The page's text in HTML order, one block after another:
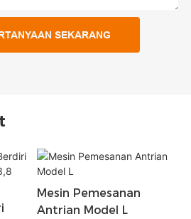
SEKARANG
Mesin Pemesanan
Antrian Model L